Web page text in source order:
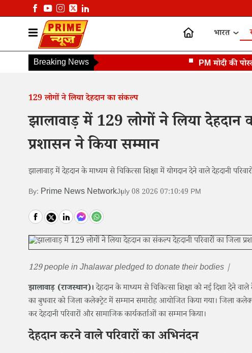
भारत
Breaking News PM मोदी की पोस्ट
129 लोगों ने लिया देहदान का संकल्प
झालावाड़ में 129 लोगों ने लिया देहदान
प्रशासन ने किया सम्मान
झालावाड़ में देहदान के माध्यम से चिकित्सा शिक्षा में योगदान देने वाले देहदानी
By: Prime News NetworkJuly 08 2026 07:10:49 PM
129 people in Jhalawar pledged to donate their bodies |
झालावाड़ (राजस्थान)।देहदान के माध्यम से चिकित्सा शिक्षा को नई दिशा देने
का बुधवार को जिला कलेक्ट्रेट में सम्मान समारोह आयोजित किया गया। जिला
कर देहदानी परिवारों और सामाजिक कार्यकर्ताओं का सम्मान किया।
देहदान करने वाले परिवारों का अभिनंदन